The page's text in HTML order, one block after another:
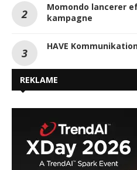
Momondo lancerer
kampagne
HAVE
REKLAME